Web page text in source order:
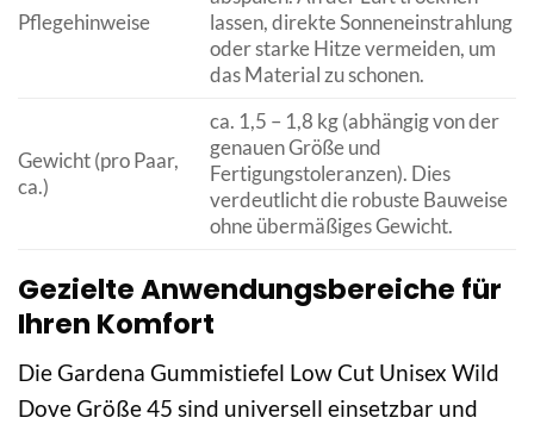
Pflegehinweise
lassen, direkte Sonneneinstrahlung
oder starke Hitze vermeiden, um
das Material zu schonen.
Gewicht (pro Paar,
ca.)
ca. 1,5 – 1,8 kg (abhängig von der
genauen Größe und
Fertigungstoleranzen). Dies
verdeutlicht die robuste Bauweise
ohne übermäßiges Gewicht.
Gezielte Anwendungsbereiche für
Ihren Komfort
Die Gardena Gummistiefel Low Cut Unisex Wild
Dove Größe 45 sind universell einsetzbar und